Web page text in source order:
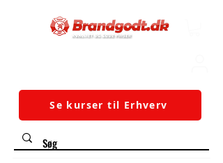
Se kurser til Erhverv